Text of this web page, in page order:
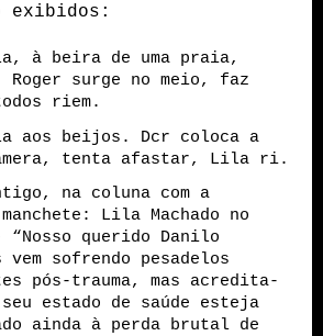
exibidos:
à beira de uma praia,
Roger surge no meio, faz
riem.
aos beijos. Dcr coloca a
tenta afastar, Lila ri.
na coluna com a
Lila Machado no
querido Danilo
vem sofrendo pesadelos
pós-trauma, mas acredita-
estado de saúde esteja
ainda à perda brutal de